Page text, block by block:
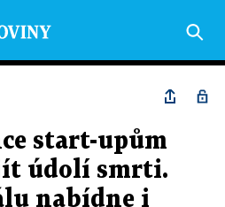
start-upům
údolí smrti.
nabídne i